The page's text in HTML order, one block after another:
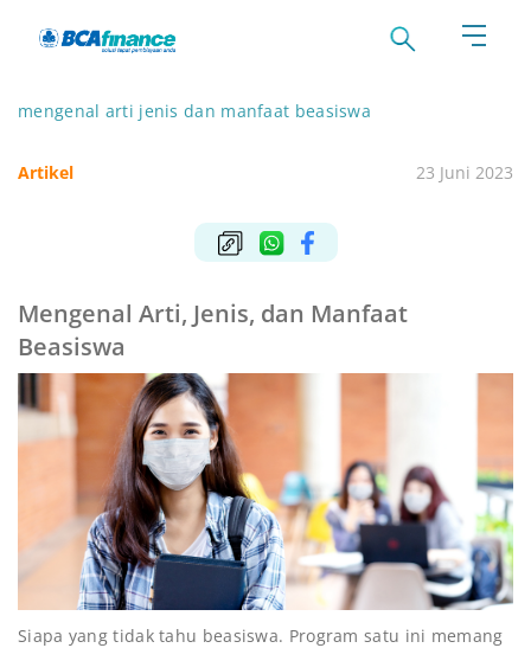
mengenal arti jenis dan manfaat beasiswa
Artikel 23 Juni 2023
Mengenal Arti, Jenis, dan Manfaat
Beasiswa
Siapa yang tidak tahu beasiswa. Program satu ini memang